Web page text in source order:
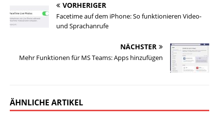
VORHERIGER
Facetime auf dem iPhone: So funktionieren Video-
und Sprachanrufe
NÄCHSTER
Mehr Funktionen für MS Teams: Apps hinzufügen
ÄHNLICHE ARTIKEL